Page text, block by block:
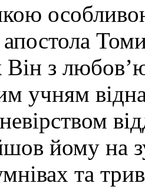
Він з
учням
йому на
та